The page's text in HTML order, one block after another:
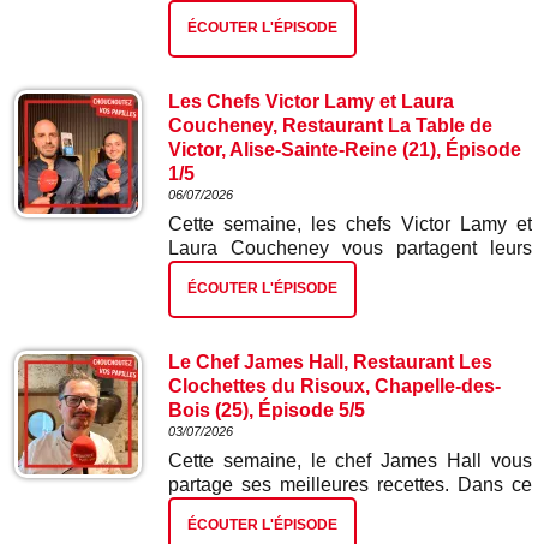
meilleures recettes. Dans ce deuxième
épisode : chorizo mini betterave.
ÉCOUTER L'ÉPISODE
Les Chefs Victor Lamy et Laura
Coucheney, Restaurant La Table de
Victor, Alise-Sainte-Reine (21), Épisode
1/5
06/07/2026
Cette semaine, les chefs Victor Lamy et
Laura Coucheney vous partagent leurs
meilleures recettes. Dans ce premier
épisode : tartelette ad hoc et radis.
ÉCOUTER L'ÉPISODE
Le Chef James Hall, Restaurant Les
Clochettes du Risoux, Chapelle-des-
Bois (25), Épisode 5/5
03/07/2026
Cette semaine, le chef James Hall vous
partage ses meilleures recettes. Dans ce
cinquième et dernier épisode : gâteau
glacé myrtilles citron.
ÉCOUTER L'ÉPISODE